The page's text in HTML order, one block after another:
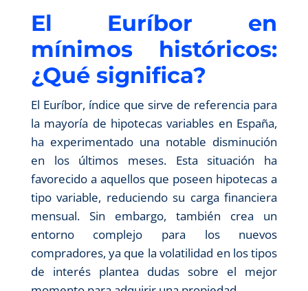
El Euríbor en
mínimos históricos:
¿Qué significa?
El Euríbor, índice que sirve de referencia para
la mayoría de hipotecas variables en España,
ha experimentado una notable disminución
en los últimos meses. Esta situación ha
favorecido a aquellos que poseen hipotecas a
tipo variable, reduciendo su carga financiera
mensual. Sin embargo, también crea un
entorno complejo para los nuevos
compradores, ya que la volatilidad en los tipos
de interés plantea dudas sobre el mejor